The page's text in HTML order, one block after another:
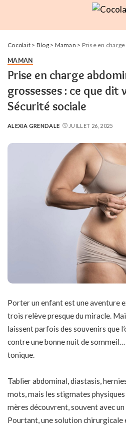
Cocolait > Blog> Maman > Prise en charge
MAMAN
Prise en charge
grossesses : ce que dit
Sécurité sociale
POSTED
ALEXIA GRENDALE JUILLET 26, 2025
Porter un enfant est une aventure
trois relève presque du miracle.
laissent parfois des souvenirs que
contre une bonne nuit de sommeil…
tonique.
Tablier abdominal, diastasis,
mots, mais les stigmates
mères découvrent, souvent avec
Pourtant, une solution chirurgicale